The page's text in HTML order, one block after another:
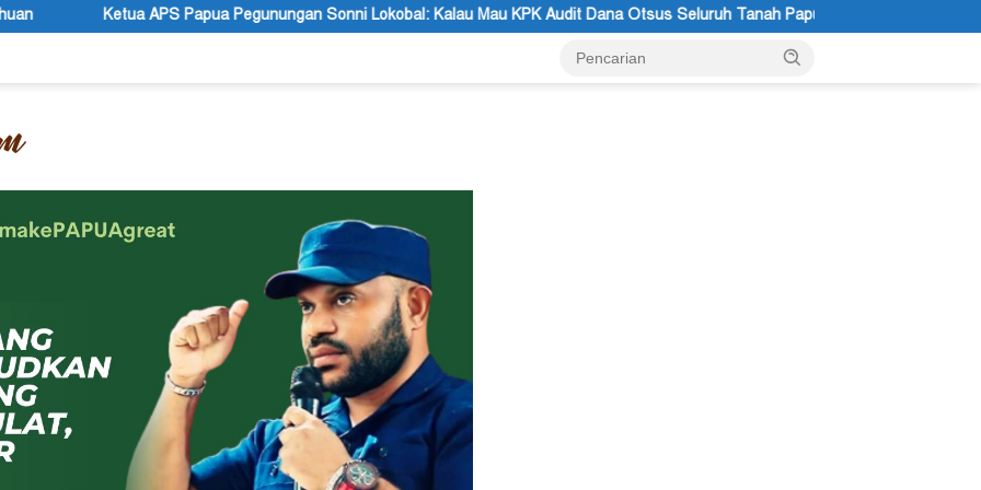
Pegunungan Sonni Lokobal: Kalau Mau KPK Audit Dana Otsus Seluruh Tanah Papua STT GIDI Papua Apresiasi Setahun